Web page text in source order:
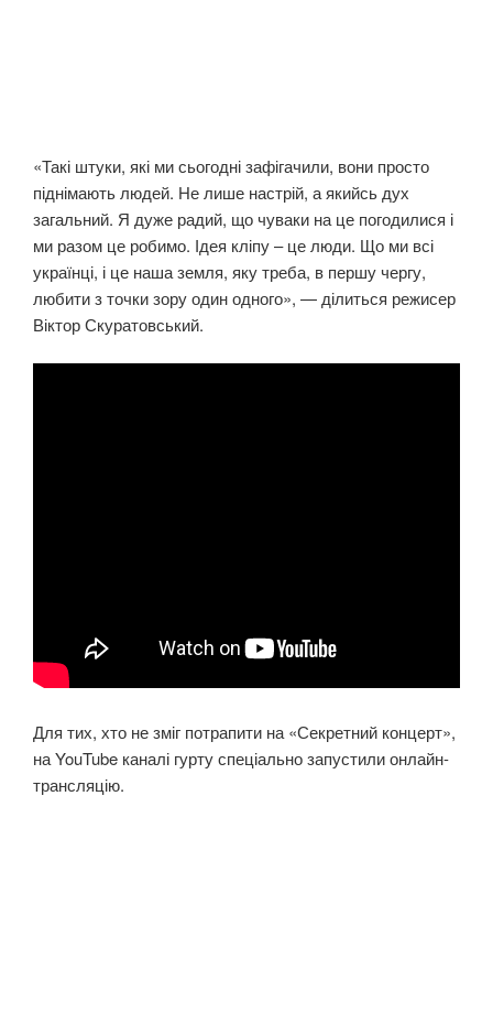
«Такі штуки, які ми сьогодні зафігачили, вони просто
піднімають людей. Не лише настрій, а якийсь дух
загальний. Я дуже радий, що чуваки на це погодилися і
ми разом це робимо. Ідея кліпу – це люди. Що ми всі
українці, і це наша земля, яку треба, в першу чергу,
любити з точки зору один одного», — ділиться режисер
Віктор Скуратовський.
Для тих, хто не зміг потрапити на «Секретний концерт»,
на YouTube каналі гурту спеціально запустили онлайн-
трансляцію.